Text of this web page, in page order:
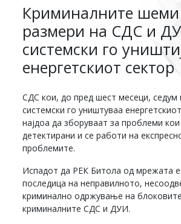
Криминалните шеми
размери на СДС и
системски го
енергетскиот сектор
СДС кои, до пред шест месеци, седум
системски го уништуваа
најдоа да зборуваат за проблеми
детектирани и се работи на
проблемите.
Испадот да РЕК Битола од мрежата е
последица на неправилното,
криминално одржување на
криминалните СДС и ДУИ.